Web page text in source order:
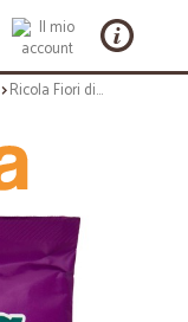
Ricola Fiori di sambuco caramelle alle erbe balsamiche senza zucchero 70 gr.